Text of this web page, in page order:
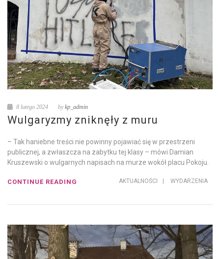
8 lutego 2024 bykp_admin
Wulgaryzmy zniknęły z muru
– Tak haniebne treści nie powinny pojawiać się w przestrzeni
publicznej, a zwłaszcza na zabytku tej klasy – mówi Damian
Kruszewski o wulgarnych napisach na murze wokół placu Pokoju.
AKTUALNOŚCI | WYDARZENIA
CONTINUE READING